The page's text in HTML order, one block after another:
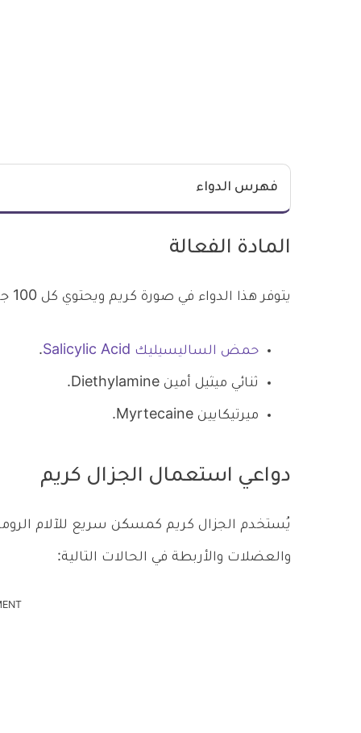
فهرس الدواء
المادة الفعالة
يتوفر هذا الدواء في صورة كريم ويحتوي كل 100 جرام على المواد الفعالة التالية:
حمض الساليسيليك Salicylic Acid .
ثنائي ميثيل أمين Diethylamine.
ميرتيكايين Myrtecaine.
دواعي استعمال الجزال كريم
يُستخدم الجزال كريم كمسكن سريع للآلام
والعضلات والأربطة في الحالات التالية: